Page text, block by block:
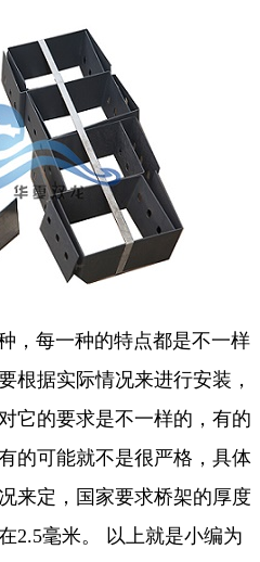
，每一种的特点都是不一样
根据实际情况来进行安装，
它的要求是不一样的，有的
的可能就不是很严格，具体
来定，国家要求桥架的厚度
2.5毫米。 以上就是小编为